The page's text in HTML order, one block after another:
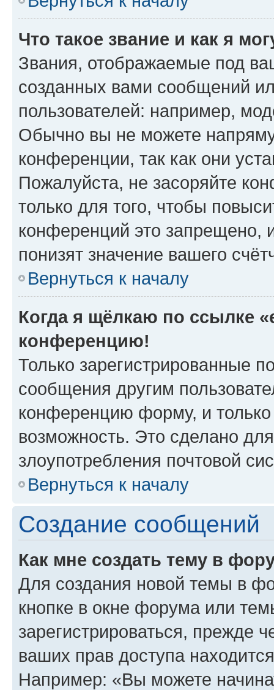
Что такое звание и как я
Звания, отображаемые под
созданных вами сообщений
пользователей: например,
Обычно вы не можете
конференции, так как они
Пожалуйста, не засоряйте
только для того, чтобы
конференций это запрещено,
понизят значение вашего
Вернуться к началу
Когда я щёлкаю по ссылке
конференцию!
Только зарегистрированные
сообщения другим
конференцию форму, и
возможность. Это сделано
злоупотребления почтовой
Вернуться к началу
Создание сообщений
Как мне создать тему в
Для создания новой темы в
кнопке в окне форума или
зарегистрироваться, прежде
ваших прав доступа
Например: «Вы можете